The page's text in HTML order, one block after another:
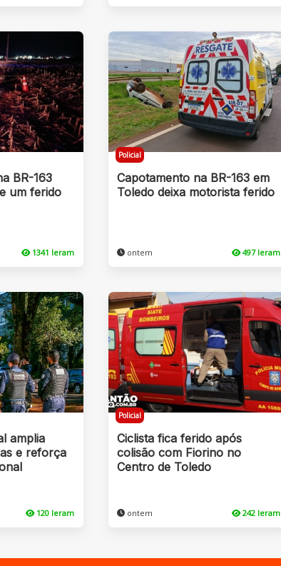
BR-163
um ferido
1341 leram
Policial
Capotamento na BR-163 em
Toledo deixa motorista ferido
ontem 497 leram
amplia
e reforça
120 leram
Policial
Ciclista fica ferido após
colisão com Fiorino no
Centro de Toledo
ontem 242 leram